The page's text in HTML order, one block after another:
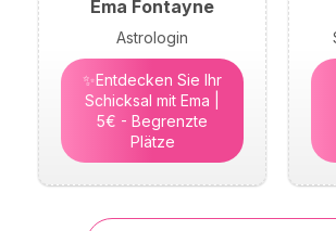
Ema Fontayne
Astrologin
✨Entdecken Sie Ihr
Schicksal mit Ema |
5€ - Begrenzte
Plätze